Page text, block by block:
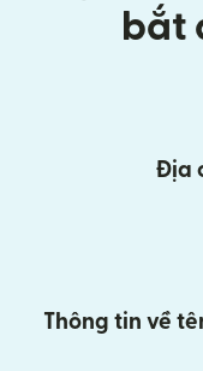
bắt
Địa
Thông tin về